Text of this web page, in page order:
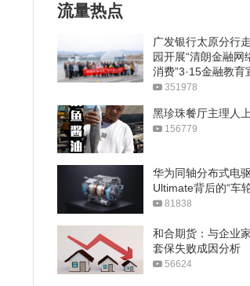
流量热点
广发银行太原分行
园开展“清朗金融网
消费”3·15金融教育
351978
黑珍珠餐厅主理人
156779
华为同轴分布式电
Ultimate背后的“车
81838
和合期货：与企业
套保失败成因分析
56624